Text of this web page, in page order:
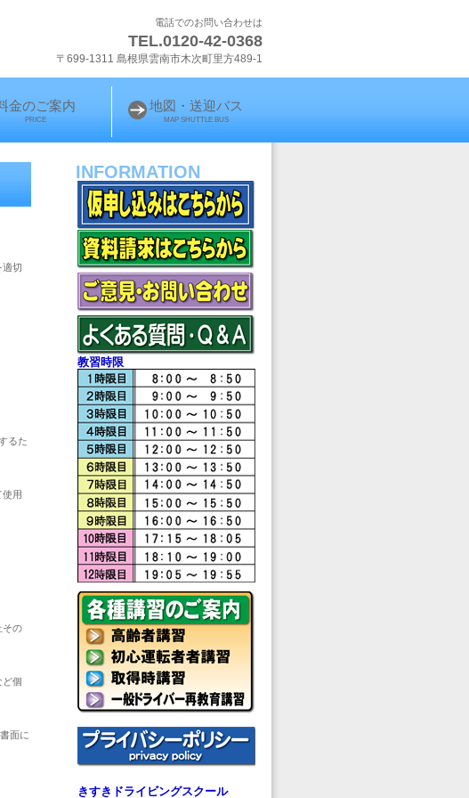
電話でのお問い合わせは
TEL.0120-42-0368
〒699-1311 島根県雲南市木次町里方489-1
適切
るた
使用
その
ど個
面に
金のご案内
PRICE
地図・送迎バス
MAP SHUTTLE BUS
INFORMATION
教習時限
きすきドライビングスクール